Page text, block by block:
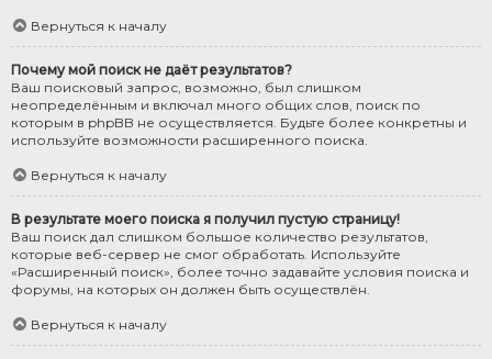
Вернуться к началу
Почему мой поиск не даёт результатов?
Ваш поисковый запрос, возможно, был слишком
неопределённым и включал много общих слов, поиск по
которым в phpBB не осуществляется. Будьте более конкретны и
используйте возможности расширенного поиска.
Вернуться к началу
В результате моего поиска я получил пустую страницу!
Ваш поиск дал слишком большое количество результатов,
которые веб-сервер не смог обработать. Используйте
«Расширенный поиск», более точно задавайте условия поиска и
форумы, на которых он должен быть осуществлён.
Вернуться к началу